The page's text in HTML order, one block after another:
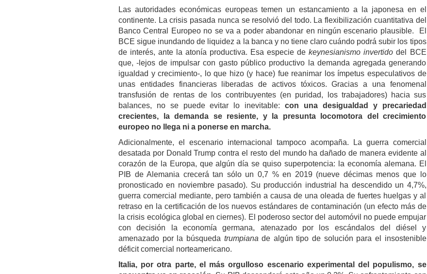
Las autoridades económicas europeas temen un estancamiento a la japonesa en el
continente. La crisis pasada nunca se resolvió del todo. La flexibilización cuantitativa del
Banco Central Europeo no se va a poder abandonar en ningún escenario plausible. El
BCE sigue inundando de liquidez a la banca y no tiene claro cuándo podrá subir los tipos
de interés, ante la atonía productiva. Esa especie dekeynesianismo invertido del BCE
que, -lejos de impulsar con gasto público productivo la demanda agregada generando
igualdad y crecimiento-, lo que hizo (y hace) fue reanimar los ímpetus especulativos de
unas entidades financieras liberadas de activos tóxicos. Gracias a una fenomenal
transfusión de rentas de los contribuyentes (en puridad, los trabajadores) hacia sus
balances, no se puede evitar lo inevitable:con una desigualdad y precariedad
crecientes, la demanda se resiente, y la presunta locomotora del crecimiento
europeo no llega ni a ponerse en marcha.
Adicionalmente, el escenario internacional tampoco acompaña. La guerra comercial
desatada por Donald Trump contra el resto del mundo ha dañado de manera evidente al
corazón de la Europa, que algún día se quiso superpotencia: la economía alemana. El
PIB de Alemania crecerá tan sólo un 0,7 % en 2019 (nueve décimas menos que lo
pronosticado en noviembre pasado). Su producción industrial ha descendido un 4,7%,
guerra comercial mediante, pero también a causa de una oleada de fuertes huelgas y al
retraso en la certificación de los nuevos estándares de contaminación (un efecto más de
la crisis ecológica global en ciernes). El poderoso sector del automóvil no puede empujar
con decisión la economía germana, atenazado por los escándalos del diésel y
amenazado por la búsqueda trumpiana de algún tipo de solución para el insostenible
déficit comercial norteamericano.
Italia, por otra parte, el más orgulloso escenario experimental del populismo, se